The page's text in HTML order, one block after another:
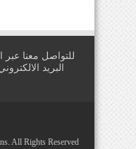
البريد
. All Rights Reserved